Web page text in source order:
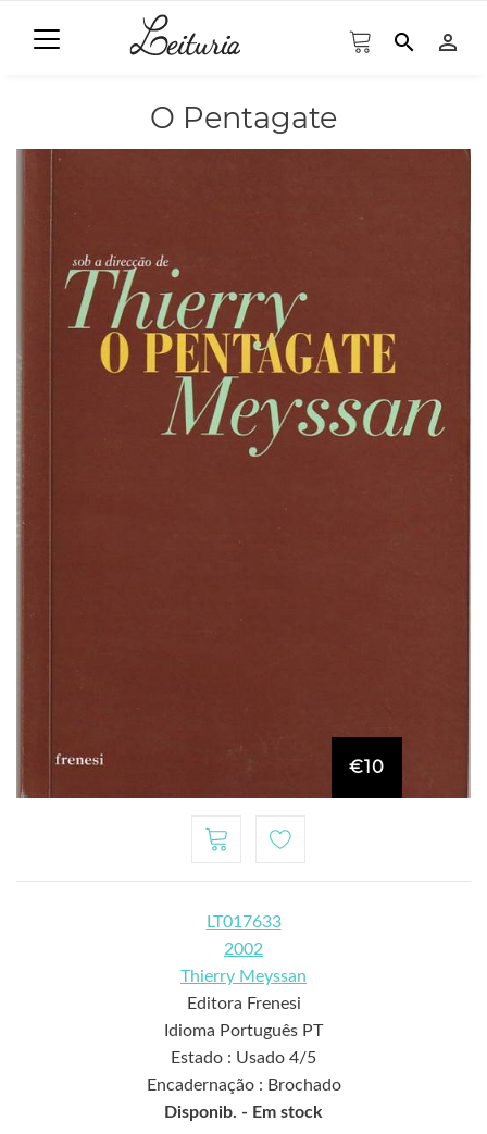
search person_outline
O Pentagate
€10
LT017633
2002
Thierry Meyssan
Editora Frenesi
Idioma Português PT
Estado : Usado 4/5
Encadernação : Brochado
Disponib. - Em stock